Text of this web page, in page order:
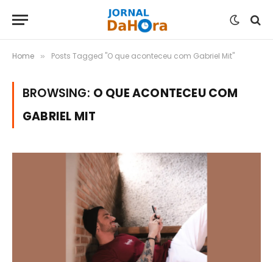
Home » Posts Tagged "O que aconteceu com Gabriel Mit"
BROWSING: O QUE ACONTECEU COM
GABRIEL MIT